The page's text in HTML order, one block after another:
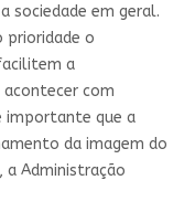
sociedade em geral.
prioridade o
a
com
importante que a
da imagem do
a Administração